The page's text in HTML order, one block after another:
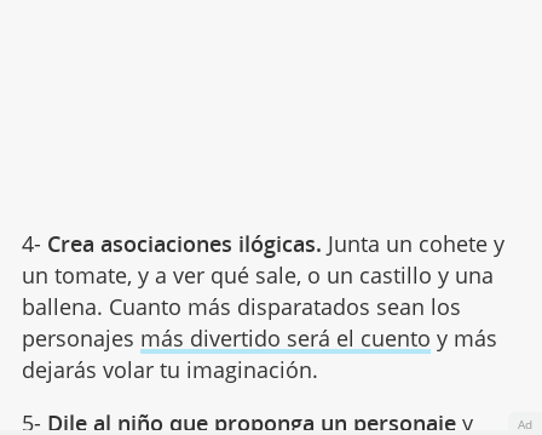
4- Crea asociaciones ilógicas. Junta un cohete y
un tomate, y a ver qué sale, o un castillo y una
ballena. Cuanto más disparatados sean los
personajes más divertido será el cuento y más
dejarás volar tu imaginación.
5- Dile al niño que proponga un personajey Ad